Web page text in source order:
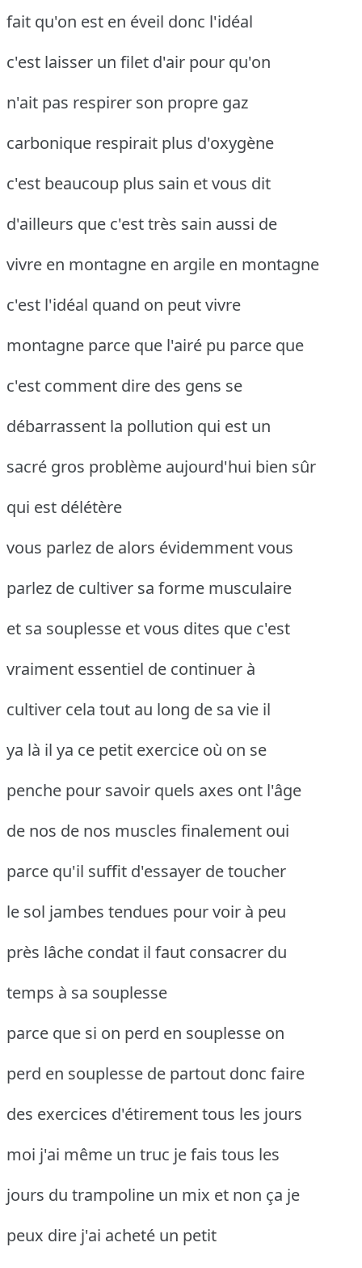
fait qu'on est en éveil donc l'idéal
c'est laisser un filet d'air pour qu'on
n'ait pas respirer son propre gaz
carbonique respirait plus d'oxygène
c'est beaucoup plus sain et vous dit
d'ailleurs que c'est très sain aussi de
vivre en montagne en argile en montagne
c'est l'idéal quand on peut vivre
montagne parce que l'airé pu parce que
c'est comment dire des gens se
débarrassent la pollution qui est un
sacré gros problème aujourd'hui bien sûr
qui est délétère
vous parlez de alors évidemment vous
parlez de cultiver sa forme musculaire
et sa souplesse et vous dites que c'est
vraiment essentiel de continuer à
cultiver cela tout au long de sa vie il
ya là il ya ce petit exercice où on se
penche pour savoir quels axes ont l'âge
de nos de nos muscles finalement oui
parce qu'il suffit d'essayer de toucher
le sol jambes tendues pour voir à peu
près lâche condat il faut consacrer du
temps à sa souplesse
parce que si on perd en souplesse on
perd en souplesse de partout donc faire
des exercices d'étirement tous les jours
moi j'ai même un truc je fais tous les
jours du trampoline un mix et non ça je
peux dire j'ai acheté un petit